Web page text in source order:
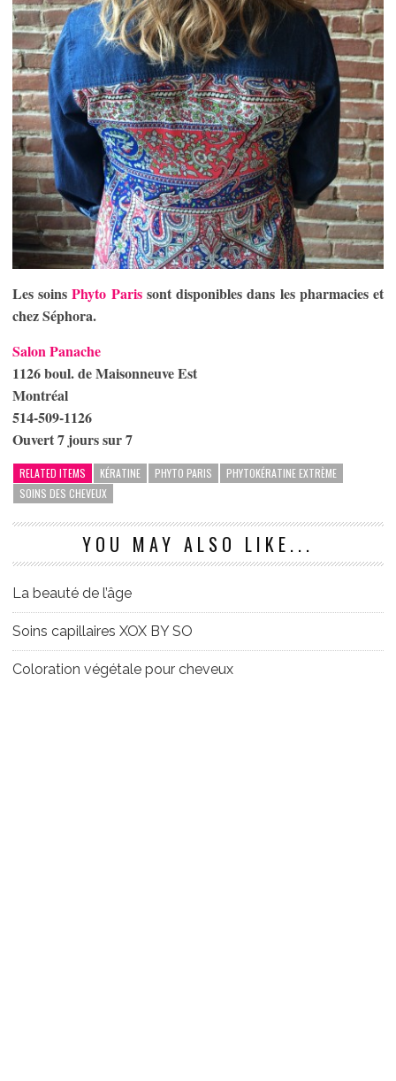
Les soinsPhyto Parissont disponibles dans les pharmacies et
chez Séphora.
Salon Panache
1126 boul. de Maisonneuve Est
Montréal
514-509-1126
Ouvert 7 jours sur 7
RELATED ITEMS KÉRATINE PHYTO PARIS
PHYTOKÉRATINE EXTRÈME
SOINS DES CHEVEUX
YOU MAY ALSO LIKE...
La beauté de l’âge
Soins capillaires XOX BY SO
Coloration végétale pour cheveux